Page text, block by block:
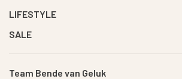
LIFESTYLE
SALE
Team Bende van Geluk